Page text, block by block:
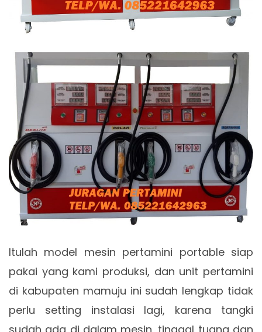
Itulah model mesin pertamini portable siap
pakai yang kami produksi, dan unit pertamini
di kabupaten mamuju ini sudah lengkap tidak
perlu setting instalasi lagi, karena tangki